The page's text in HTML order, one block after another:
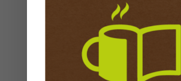
energía espiritual a través
Repleto de nuevos principios
luego de veinte años de
Franklin le enseña: Cómo Dios